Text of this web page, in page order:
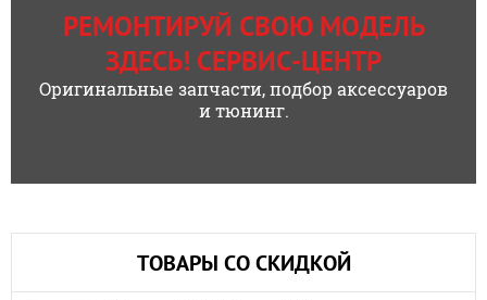
РЕМОНТИРУЙ СВОЮ МОДЕЛЬ
ЗДЕСЬ! СЕРВИС-ЦЕНТР
Оригинальные запчасти, подбор аксессуаров
и тюнинг.
ТОВАРЫ СО СКИДКОЙ